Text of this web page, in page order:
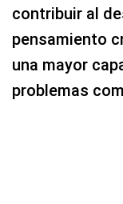
contribuir al
pensamiento
una mayor
problemas